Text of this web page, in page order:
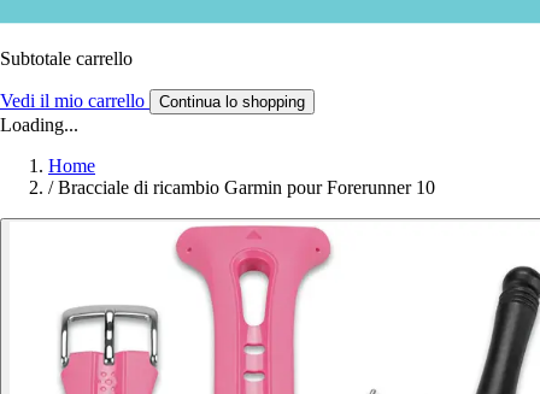
Subtotale carrello
Vedi il mio carrello Continua lo shopping
Loading...
Home
/ Bracciale di ricambio Garmin pour Forerunner 10